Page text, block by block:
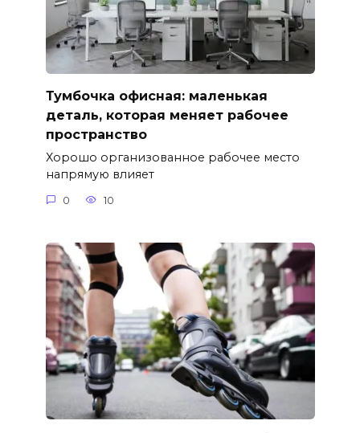
Тумбочка офисная: маленькая
деталь, которая меняет рабочее
пространство
Хорошо организованное рабочее место
напрямую влияет
0 10